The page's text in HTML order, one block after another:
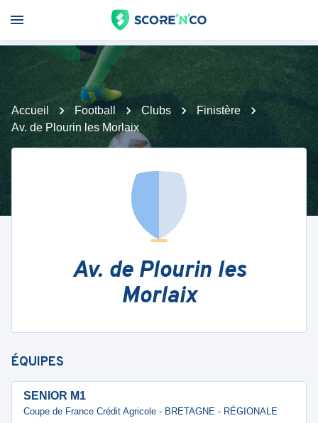
Accueil Football Clubs
Finistère
Av. de Plourin les Morlaix
Av. de Plourin les
Morlaix
ÉQUIPES
SENIOR M1
Coupe de France Crédit Agricole - BRETAGNE - RÉGIONALE